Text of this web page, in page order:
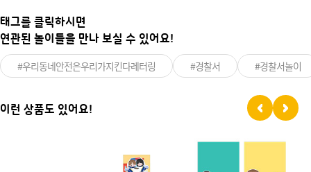
태그를 클릭하시면
연관된 놀이들을 만나 보실 수 있어요!
#우리동네안전은우리가지킨다레터링 #경찰서 #경찰서놀이
이런 상품도 있어요!